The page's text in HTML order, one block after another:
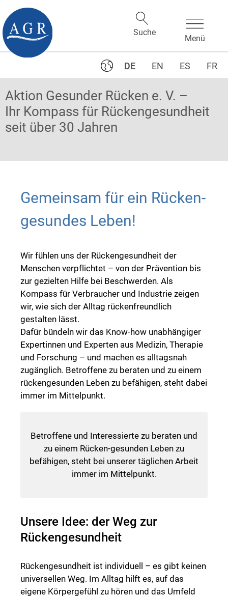
DE EN ES FR
Aktion Gesunder Rücken e. V. –
Ihr Kompass für Rückengesundheit
seit über 30 Jahren
Gemeinsam für ein Rücken-
gesundes Leben!
Wir fühlen uns der Rückengesundheit der
Menschen verpflichtet – von der Prävention bis
zur gezielten Hilfe bei Beschwerden. Als
Kompass für Verbraucher und Industrie zeigen
wir, wie sich der Alltag rückenfreundlich
gestalten lässt.
Dafür bündeln wir das Know-how unabhängiger
Expertinnen und Experten aus Medizin, Therapie
und Forschung – und machen es alltagsnah
zugänglich. Betroffene zu beraten und zu einem
rückengesunden Leben zu befähigen, steht dabei
immer im Mittelpunkt.
Betroffene und Interessierte zu beraten und
zu einem Rücken-gesunden Leben zu
befähigen, steht bei unserer täglichen Arbeit
immer im Mittelpunkt.
Unsere Idee: der Weg zur
Rückengesundheit
Rückengesundheit ist individuell – es gibt keinen
universellen Weg. Im Alltag hilft es, auf das
eigene Körpergefühl zu hören und das Umfeld